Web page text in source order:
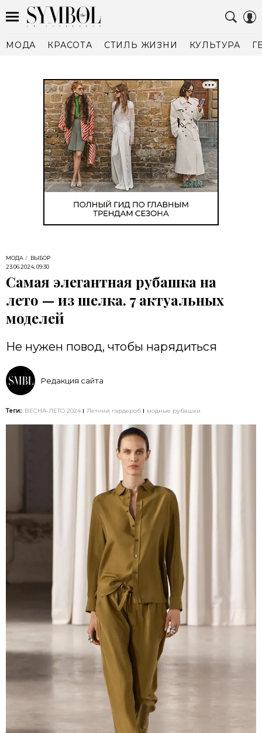
МОДА КРАСОТА СТИЛЬ ЖИЗНИ КУЛЬТУРА
МОДА
ВЫБОР
23.06.2024, 09:30
Самая элегантная рубашка на
лето — из шелка. 7 актуальных
моделей
Не нужен повод, чтобы нарядиться
Редакция сайта
Теги: ВЕСНА-ЛЕТО 2024 Летний гардероб модные рубашки